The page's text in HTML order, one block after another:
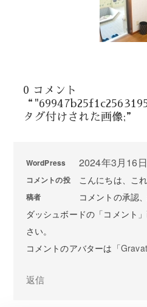
0 コメント
タグ付けされた画像;”
WordPress
コメントの投
稿者
2024年3月16
こんにちは、こ
コメントの承認
ダッシュボードの「コメント
さい。
コメントのアバターは「
返信